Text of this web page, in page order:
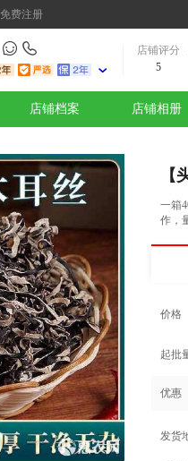
免费注册
店铺评分
5
店铺档案 店铺相册
【
一箱
作，
价格
起批
优惠
发货